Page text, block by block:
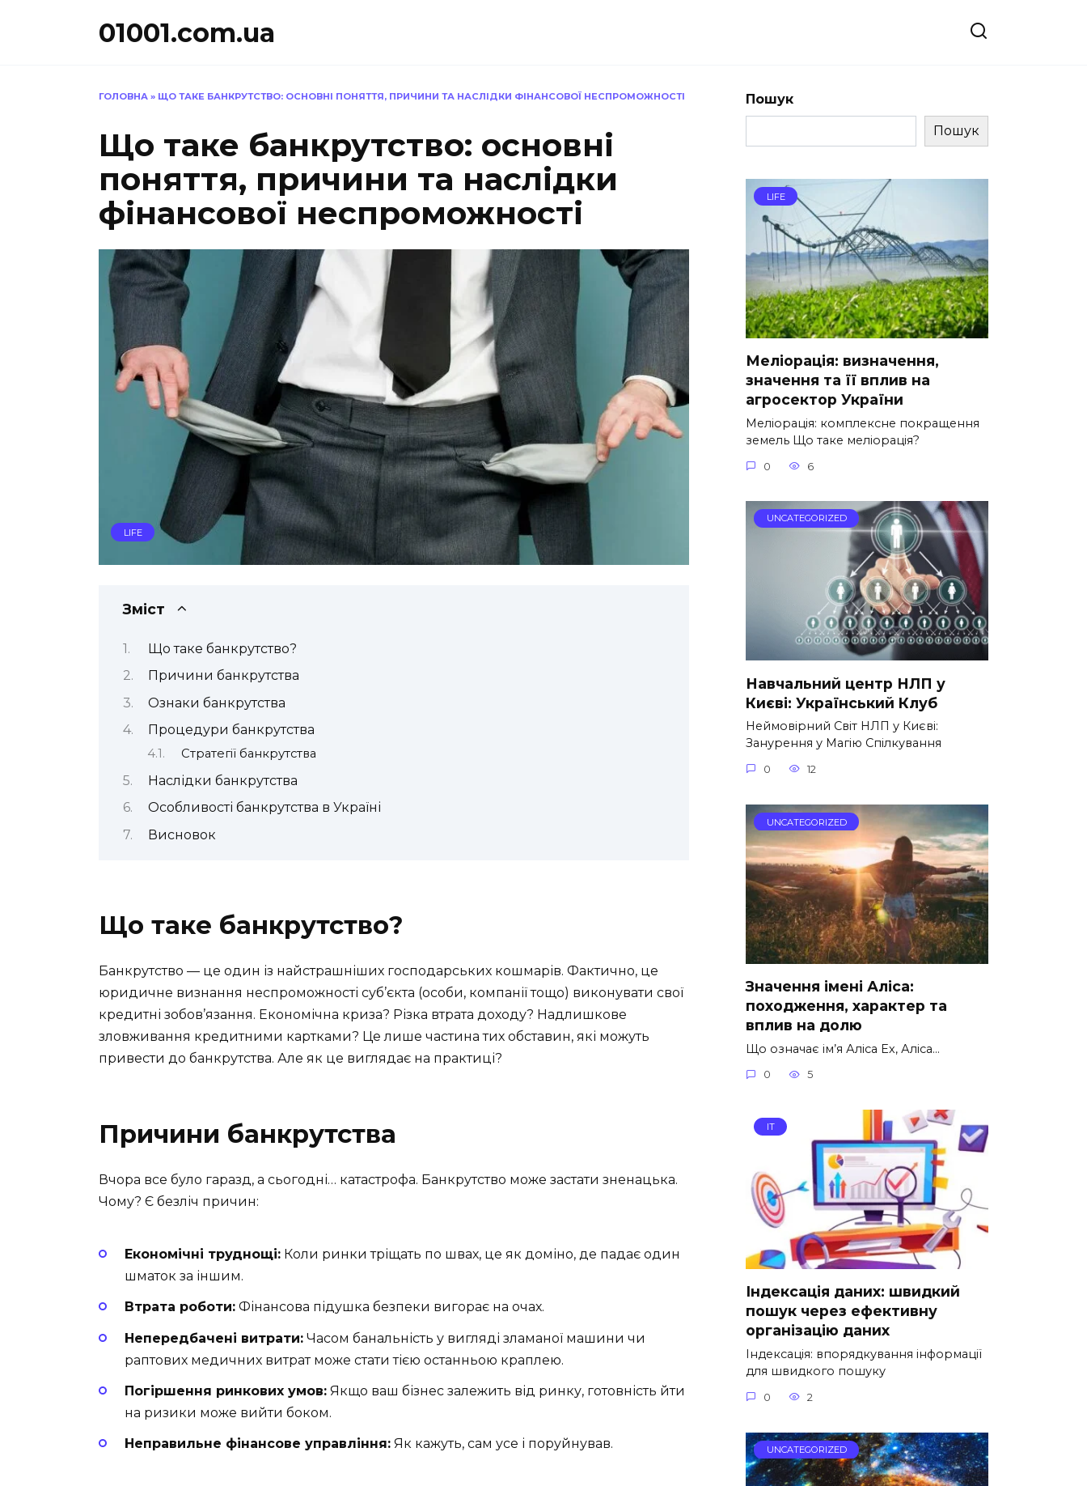
01001.com.ua
ГОЛОВНА » ЩО ТАКЕ БАНКРУТСТВО: ОСНОВНІ ПОНЯТТЯ, ПРИЧИНИ ТА НАСЛІДКИ ФІНАНСОВОЇ НЕСПРОМОЖНОСТІ
Що таке банкрутство: основні
поняття, причини та наслідки
фінансової неспроможності
LIFE
Зміст
Що таке банкрутство?
Причини банкрутства
Ознаки банкрутства
Процедури банкрутства
Стратегії банкрутства
Наслідки банкрутства
Особливості банкрутства в Україні
Висновок
Що таке банкрутство?
Банкрутство — це один із найстрашніших господарських кошмарів. Фактично, це
юридичне визнання неспроможності суб’єкта (особи, компанії тощо) виконувати свої
кредитні зобов’язання. Економічна криза? Різка втрата доходу? Надлишкове
зловживання кредитними картками? Це лише частина тих обставин, які можуть
привести до банкрутства. Але як це виглядає на практиці?
Причини банкрутства
Вчора все було гаразд, а сьогодні… катастрофа. Банкрутство може застати зненацька.
Чому? Є безліч причин:
Економічні труднощі: Коли ринки тріщать по швах, це як доміно, де падає один
шматок за іншим.
Втрата роботи: Фінансова підушка безпеки вигорає на очах.
Непередбачені витрати: Часом банальність у вигляді зламаної машини чи
раптових медичних витрат може стати тією останньою краплею.
Погіршення ринкових умов: Якщо ваш бізнес залежить від ринку, готовність йти
на ризики може вийти боком.
Неправильне фінансове управління: Як кажуть, сам усе і поруйнував.
Пошук
Пошук
LIFE
Меліорація: визначення,
значення та її вплив на
агросектор України
Меліорація: комплексне покращення
земель Що таке меліорація?
0 6
UNCATEGORIZED
Навчальний центр НЛП у
Києві: Український Клуб
Неймовірний Світ НЛП у Києві:
Занурення у Магію Спілкування
0 12
UNCATEGORIZED
Значення імені Аліса:
походження, характер та
вплив на долю
Що означає ім’я Аліса Ех, Аліса…
0 5
IT
Індексація даних: швидкий
пошук через ефективну
організацію даних
Індексація: впорядкування інформації
для швидкого пошуку
0 2
UNCATEGORIZED